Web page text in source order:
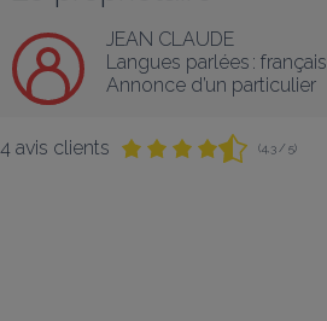
JEAN CLAUDE
Langues parlées : français
Annonce d’un particulier
4 avis clients (4,3 / 5)